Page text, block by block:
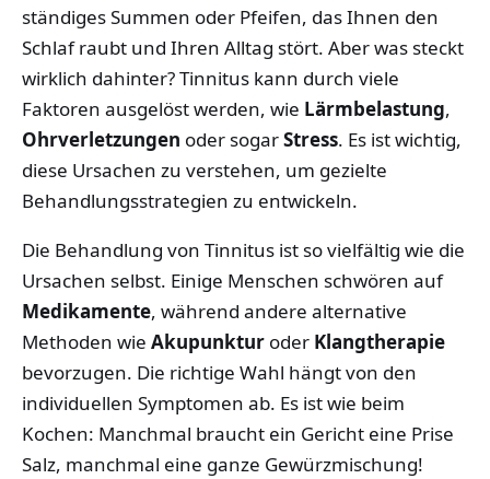
ständiges Summen oder Pfeifen, das Ihnen den
Schlaf raubt und Ihren Alltag stört. Aber was steckt
wirklich dahinter? Tinnitus kann durch viele
Faktoren ausgelöst werden, wie Lärmbelastung,
Ohrverletzungen oder sogarStress. Es ist wichtig,
diese Ursachen zu verstehen, um gezielte
Behandlungsstrategien zu entwickeln.
Die Behandlung von Tinnitus ist so vielfältig wie die
Ursachen selbst. Einige Menschen schwören auf
Medikamente, während andere alternative
Methoden wie Akupunktur oder Klangtherapie
bevorzugen. Die richtige Wahl hängt von den
individuellen Symptomen ab. Es ist wie beim
Kochen: Manchmal braucht ein Gericht eine Prise
Salz, manchmal eine ganze Gewürzmischung!